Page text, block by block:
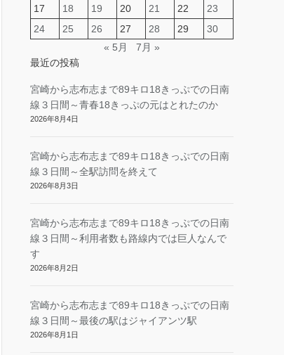
17 18 19 20 21 22
23
24
25 26 27 28 29
30
« 5月
7月 »
最近の投稿
宮崎から志布志まで89キロ18きっぷでの日南
線３日間～青春18きっぷの元はとれたのか
2026年8月4日
宮崎から志布志まで89キロ18きっぷでの日南
線３日間～全駅訪問を終えて
2026年8月3日
宮崎から志布志まで89キロ18きっぷでの日南
線３日間～利用者数も路線内では巨人なんで
す
2026年8月2日
宮崎から志布志まで89キロ18きっぷでの日南
線３日間～最後の駅はジャイアンツ駅
2026年8月1日